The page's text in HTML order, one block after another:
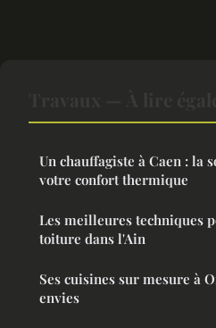
Un chauffagiste à Caen : la
votre confort thermique
Les meilleures techniques
toiture dans l'Ain
Ses cuisines sur mesure à
envies